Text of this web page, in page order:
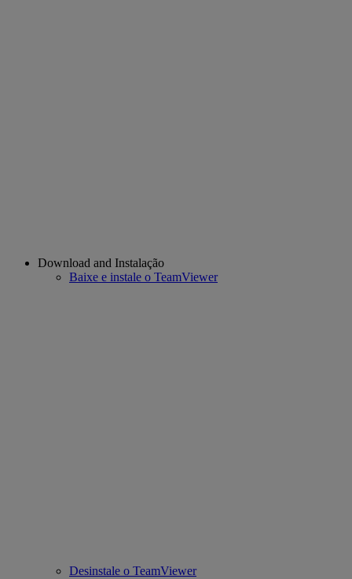
Download and Instalação
Baixe e instale o TeamViewer
Desinstale o TeamViewer